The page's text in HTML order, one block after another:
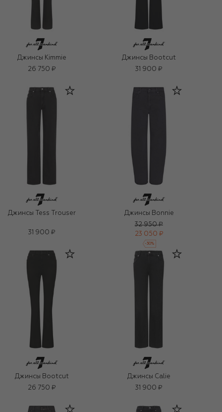
Джинсы Kimmie
26 750 ₽
Джинсы Bootcut
31 900 ₽
Джинсы Tess Trouser
31 900 ₽
Джинсы Bonnie
32 950 ₽
23 050 ₽
-30%
Джинсы Bootcut
26 750 ₽
Джинсы Calie
31 900 ₽